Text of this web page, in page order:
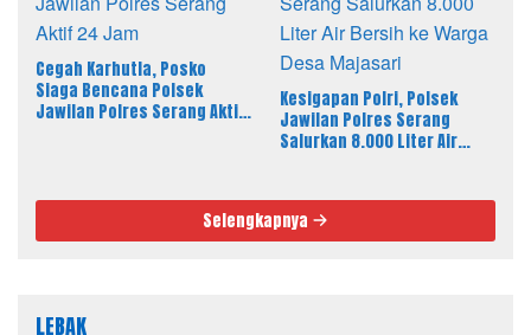
Cegah Karhutla, Posko
Siaga Bencana Polsek
Jawilan Polres Serang Aktif
Kesigapan Polri, Polsek
Jawilan Polres Serang
Salurkan 8.000 Liter Air
Selengkapnya
LEBAK